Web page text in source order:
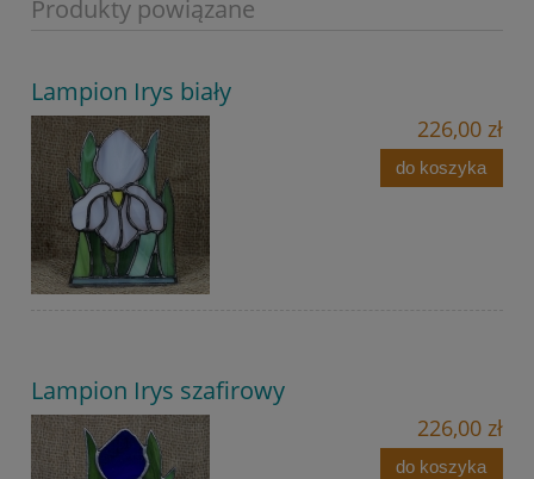
Produkty powiązane
Lampion Irys biały
226,00 zł
do koszyka
Lampion Irys szafirowy
226,00 zł
do koszyka